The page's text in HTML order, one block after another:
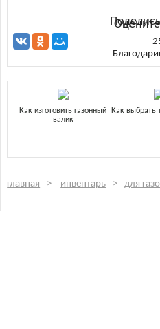
Как изготовить газонный
валик
Как выбрать
главная инвентарь для